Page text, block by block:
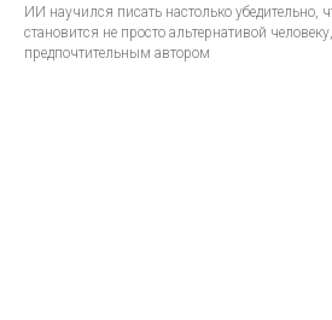
ИИ научился писать настолько убедительно,
становится не просто альтернативой
предпочтительным автором